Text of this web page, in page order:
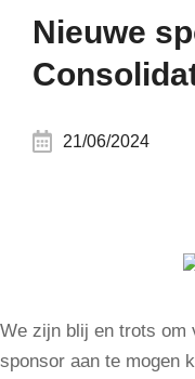
Nieuwe
21/06/2024
We zijn blij en trots om
sponsor aan te mogen